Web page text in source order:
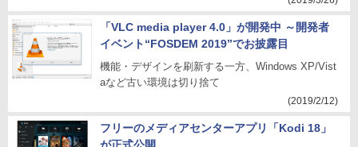
「VLC media player 4.0」が開発中 ～開発者
イベント“FOSDEM 2019”でお披露目
機能・デザインを刷新する一方、Windows XP/Vist
aなど古い環境は切り捨て
(2019/2/12)
フリーのメディアセンターアプリ「Kodi 18」